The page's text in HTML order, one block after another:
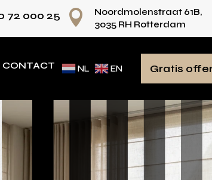
Persoonlijk advies voor iedere ruimte
72 000 25 
Noordmolenstraat 61B,
3035 RH Rotterdam
CONTACT NL EN Gratis